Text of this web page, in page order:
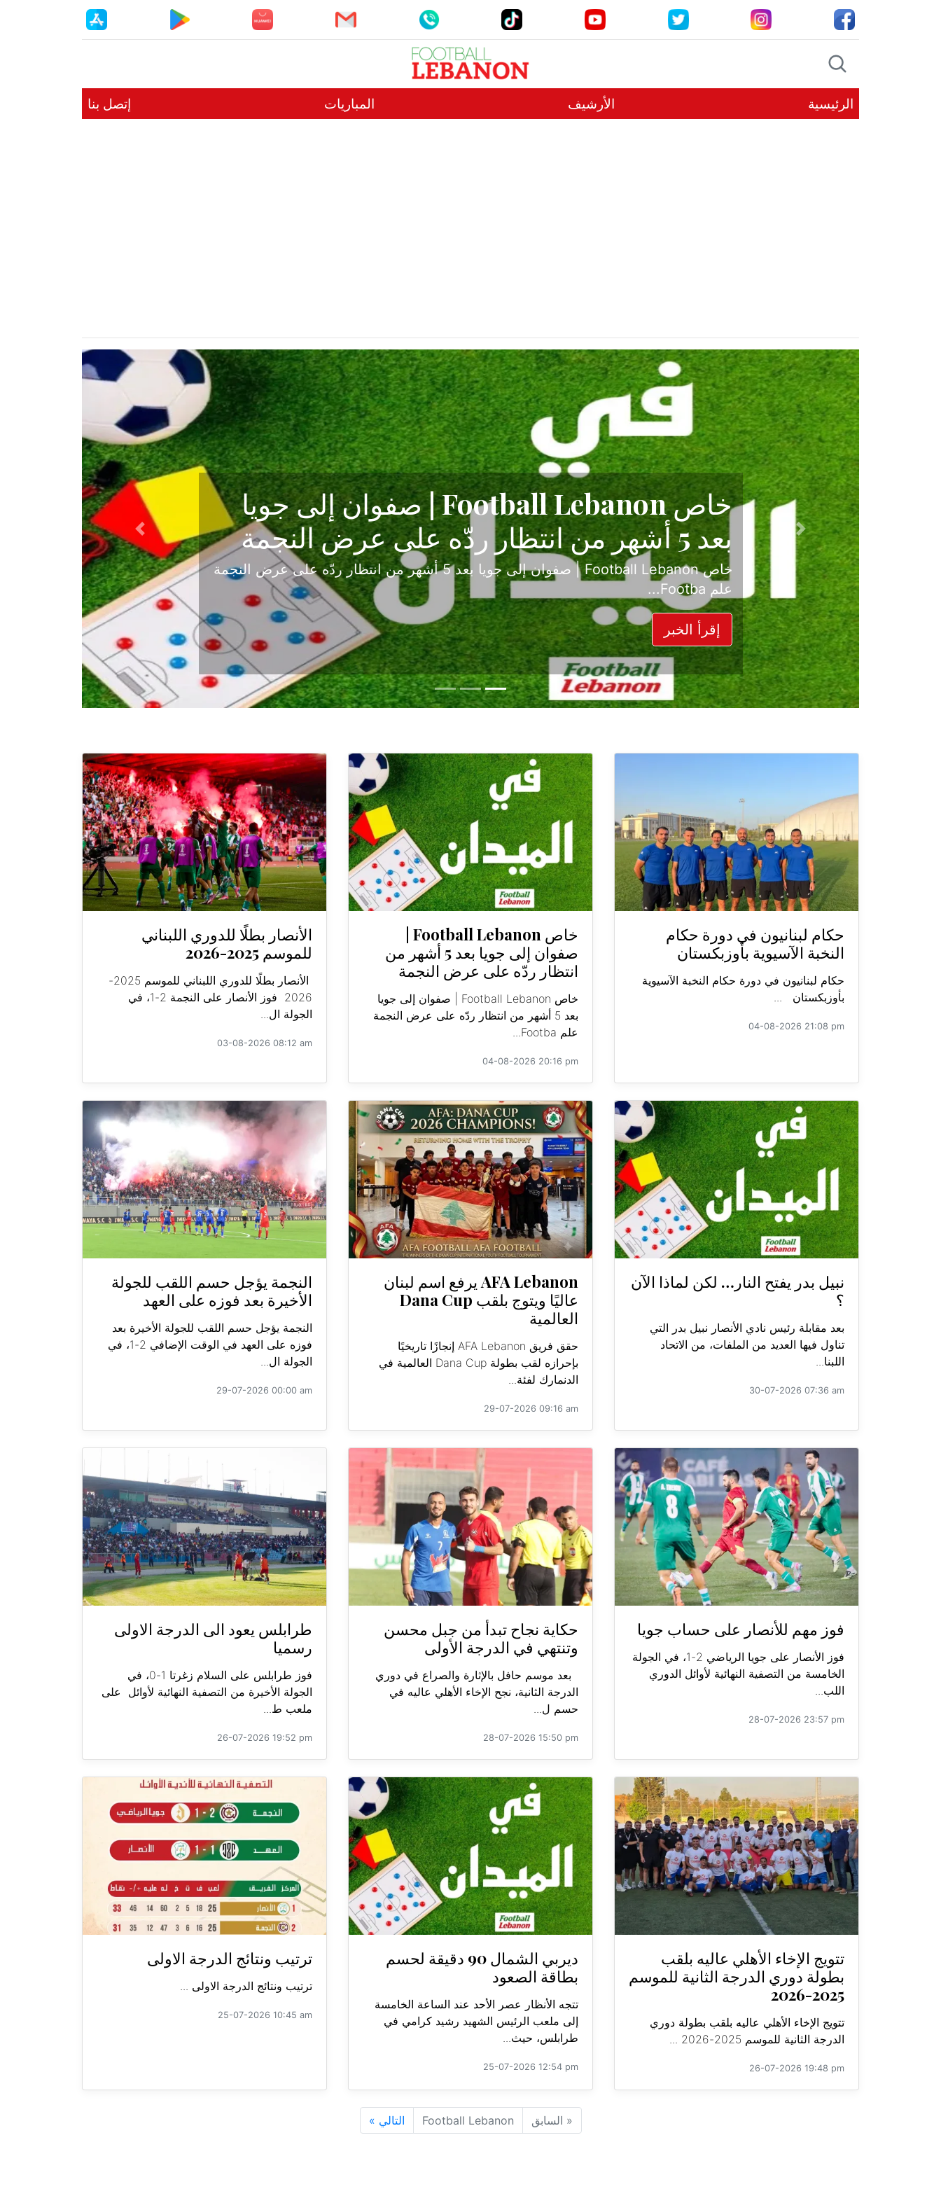
الرئيسية الأرشيف المباريات إتصل بنا
حكاية نجاح تبدأ من جبل محسن وتنتهي في
الدرجة الأولى
بعد موسم حافل بالإثارة والصراع في دوري الدرجة الثانية، نجح الإخاء الأهلي عاليه في
حسم ل...
إقرأ الخبر
Previous
Next
حكام لبنانيون في دورة حكام
النخبة الآسيوية بأوزبكستان
حكام لبنانيون في دورة حكام النخبة الآسيوية
بأوزبكستان ...
04-08-2026 21:08 pm
صفوان إلى جويا بعد 5 أشهر من
انتظار ردّه على عرض النجمة
خاص Football Lebanon | صفوان إلى جويا
بعد 5 أشهر من انتظار ردّه على عرض النجمة
علم Footba...
04-08-2026 20:16 pm
الأنصار بطلًا للدوري اللبناني
للموسم 2025-2026
الأنصار بطلًا للدوري اللبناني للموسم 2025-
2026 فوز الأنصار على النجمة 2-1، في
الجولة ال...
03-08-2026 08:12 am
نبيل بدر يفتح النار… لكن لماذا الآن
؟
بعد مقابلة رئيس نادي الأنصار نبيل بدر التي
تناول فيها العديد من الملفات، من الاتحاد
اللبنا...
30-07-2026 07:36 am
AFA Lebanon يرفع اسم لبنان
عاليًا ويتوج بلقب Dana Cup
العالمية
حقق فريق AFA Lebanon إنجازًا تاريخيًا
بإحرازه لقب بطولة Dana Cup العالمية في
الدنمارك لفئة...
29-07-2026 09:16 am
النجمة يؤجل حسم اللقب للجولة
الأخيرة بعد فوزه على العهد
النجمة يؤجل حسم اللقب للجولة الأخيرة بعد
فوزه على العهد في الوقت الإضافي 2-1، في
الجولة ال...
29-07-2026 00:00 am
فوز مهم للأنصار على حساب جويا
فوز الأنصار على جويا الرياضي 2-1، في الجولة
الخامسة من التصفية النهائية لأوائل الدوري
اللب...
28-07-2026 23:57 pm
حكاية نجاح تبدأ من جبل محسن
وتنتهي في الدرجة الأولى
بعد موسم حافل بالإثارة والصراع في دوري
الدرجة الثانية، نجح الإخاء الأهلي عاليه في
حسم ل...
28-07-2026 15:50 pm
طرابلس يعود الى الدرجة الاولى
رسميا
فوز طرابلس على السلام زغرتا 1-0، في
الجولة الأخيرة من التصفية النهائية لأوائل على
ملعب ط...
26-07-2026 19:52 pm
تتويج الإخاء الأهلي عاليه بلقب
بطولة دوري الدرجة الثانية للموسم
2025-2026
تتويج الإخاء الأهلي عاليه بلقب بطولة دوري
الدرجة الثانية للموسم 2025-2026 ...
26-07-2026 19:48 pm
ديربي الشمال 90 دقيقة لحسم
بطاقة الصعود
تتجه الأنظار عصر الأحد عند الساعة الخامسة
إلى ملعب الرئيس الشهيد رشيد كرامي في
طرابلس، حيث...
25-07-2026 12:54 pm
ترتيب ونتائج الدرجة الاولى
ترتيب ونتائج الدرجة الاولى ...
25-07-2026 10:45 am
« السابق Football Lebanon التالي »